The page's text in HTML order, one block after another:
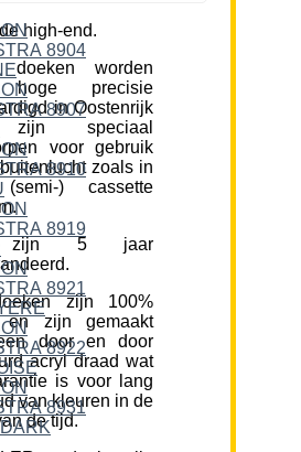
high-end.
doeken worden
precisie
in Oostenrijk
speciaal
voor gebruik
zoals in
) cassette
zijn 5 jaar
zijn 100%
en zijn gemaakt
door en door
acryl draad wat
is voor lang
van kleuren in de
de tijd.